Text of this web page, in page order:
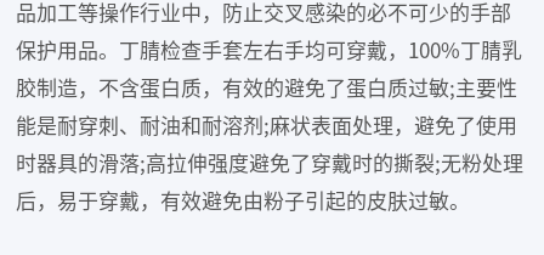
品加工等操作行业中，防止交叉感染的必不可少的手部
保护用品。丁腈检查手套左右手均可穿戴，100%丁腈乳
胶制造，不含蛋白质，有效的避免了蛋白质过敏;主要性
能是耐穿刺、耐油和耐溶剂;麻状表面处理，避免了使用
时器具的滑落;高拉伸强度避免了穿戴时的撕裂;无粉处理
后，易于穿戴，有效避免由粉子引起的皮肤过敏。